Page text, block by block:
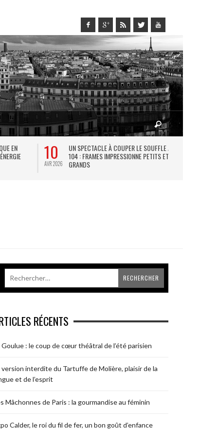
EN
10
AVR 2026
UN SPECTACLE À COUPER LE SOUFFLE AU
104 : FRAMES IMPRESSIONNE PETITS ET
GRANDS
RÉCENTS
Goulue : le coup de cœur théâtral de l’été parisien
version interdite du Tartuffe de Molière, plaisir de la
et de l’esprit
Mâchonnes de Paris : la gourmandise au féminin
Calder, le roi du fil de fer, un bon goût d’enfance